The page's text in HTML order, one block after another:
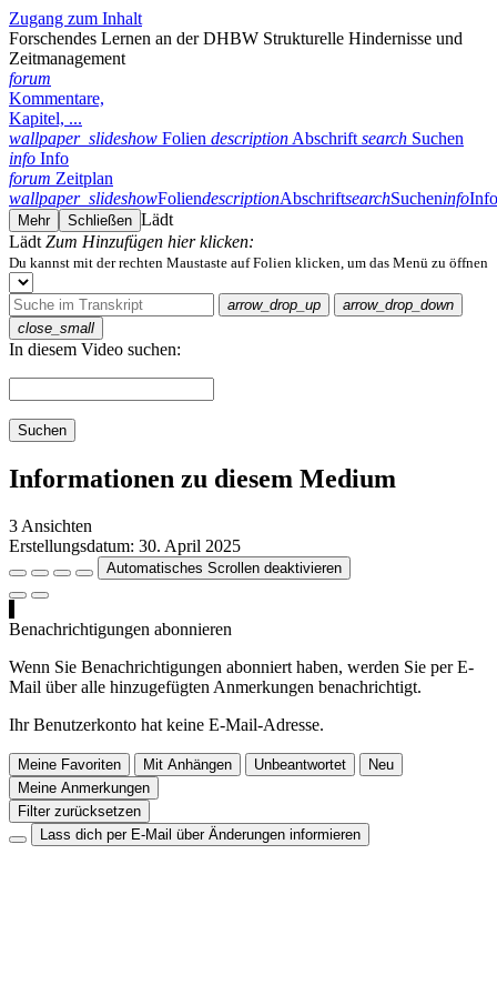
Zugang zum Inhalt
Forschendes Lernen an der DHBW Strukturelle Hindernisse und
Zeitmanagement
forum
Kommentare,
Kapitel, ...
wallpaper_slideshow Folien description Abschrift search Suchen
info Info
forum Zeitplan
wallpaper_slideshowFoliendescriptionAbschriftsearchSucheninfoInfo
Mehr Schließen Lädt
Lädt Zum Hinzufügen hier klicken:
Du kannst mit der rechten Maustaste auf Folien klicken, um das Menü zu öffnen
arrow_drop_up
arrow_drop_down
close_small
In diesem Video suchen:
Suchen
Informationen zu diesem Medium
3 Ansichten
Erstellungsdatum: 30. April 2025
Automatisches Scrollen deaktivieren
Benachrichtigungen abonnieren
Wenn Sie Benachrichtigungen abonniert haben, werden Sie per E-
Mail über alle hinzugefügten Anmerkungen benachrichtigt.
Ihr Benutzerkonto hat keine E-Mail-Adresse.
Meine Favoriten Mit Anhängen Unbeantwortet
Neu
Meine Anmerkungen
Filter zurücksetzen
Lass dich per E-Mail über Änderungen informieren